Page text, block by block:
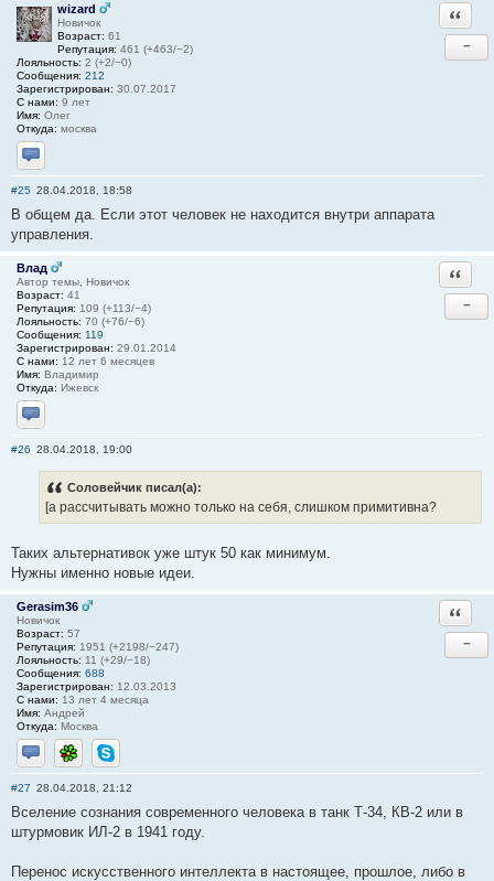
wizard
Новичок
Возраст: 61
Репутация: 461 (+463/−2)
Лояльность: 2 (+2/−0)
Сообщения: 212
Зарегистрирован: 30.07.2017
С нами: 9 лет
Имя: Олег
Откуда: москва
Отправить личное сообщение
−
#25 28.04.2018, 18:58
В общем да. Если этот человек не находится внутри аппарата
управления.
Влад
Автор темы, Новичок
Возраст: 41
Репутация: 109 (+113/−4)
Лояльность: 70 (+76/−6)
Сообщения: 119
Зарегистрирован: 29.01.2014
С нами: 12 лет 6 месяцев
Имя: Владимир
Откуда: Ижевск
Отправить личное сообщение
−
#26 28.04.2018, 19:00
Соловейчик писал(а):
[а рассчитывать можно только на себя, слишком примитивна?
Таких альтернативок уже штук 50 как минимум.
Нужны именно новые идеи.
Gerasim36
Новичок
Возраст: 57
Репутация: 1951 (+2198/−247)
Лояльность: 11 (+29/−18)
Сообщения: 688
Зарегистрирован: 12.03.2013
С нами: 13 лет 4 месяца
Имя: Андрей
Откуда: Москва
Отправить личное сообщение
ICQ Skype
−
#27 28.04.2018, 21:12
Вселение сознания современного человека в танк Т-34, КВ-2 или в
штурмовик ИЛ-2 в 1941 году.
Перенос искусственного интеллекта в настоящее, прошлое, либо в